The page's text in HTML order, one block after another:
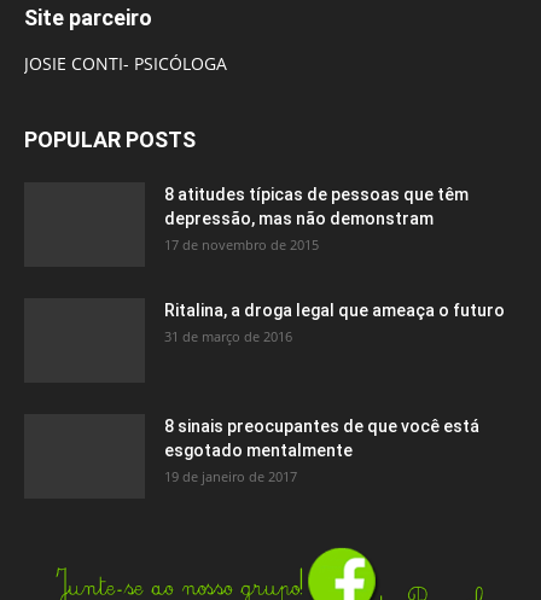
Site parceiro
JOSIE CONTI- PSICÓLOGA
POPULAR POSTS
8 atitudes típicas de pessoas que têm
depressão, mas não demonstram
17 de novembro de 2015
Ritalina, a droga legal que ameaça o futuro
31 de março de 2016
8 sinais preocupantes de que você está
esgotado mentalmente
19 de janeiro de 2017